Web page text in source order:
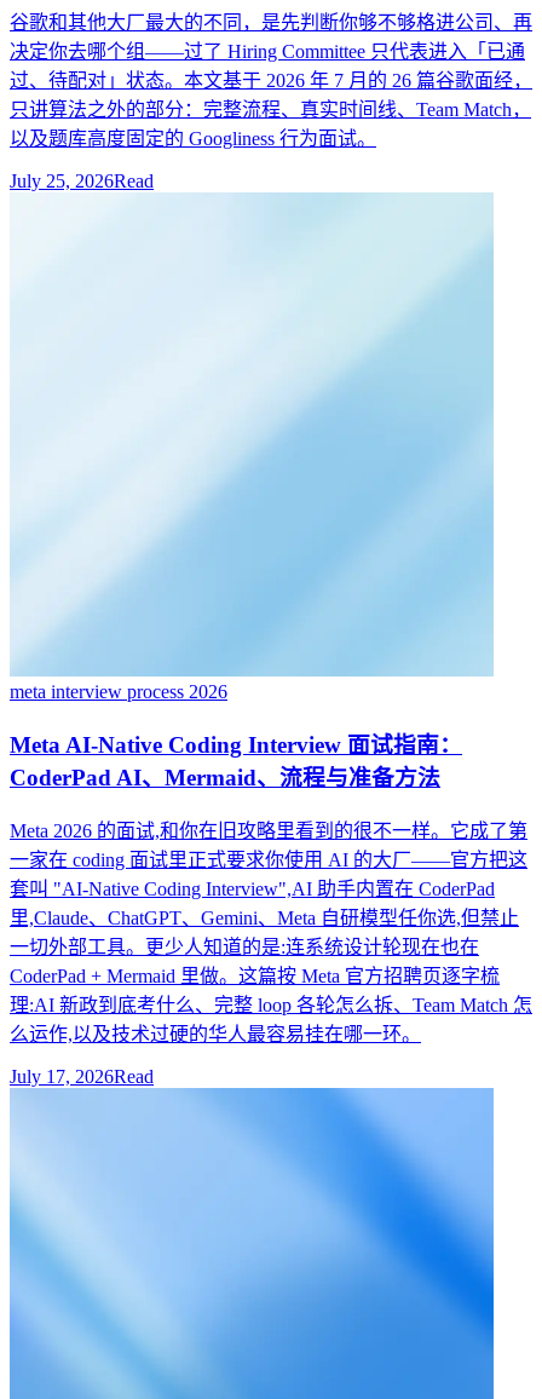
谷歌和其他大厂最大的不同，是先判断你够不够格进公司、再
决定你去哪个组——过了 Hiring Committee 只代表进入「已通
过、待配对」状态。本文基于 2026 年 7 月的 26 篇谷歌面经，
只讲算法之外的部分：完整流程、真实时间线、Team Match，
以及题库高度固定的 Googliness 行为面试。
July 25, 2026Read
meta interview process 2026
Meta AI-Native Coding Interview 面试指南：
CoderPad AI、Mermaid、流程与准备方法
Meta 2026 的面试,和你在旧攻略里看到的很不一样。它成了第
一家在 coding 面试里正式要求你使用 AI 的大厂——官方把这
套叫 "AI-Native Coding Interview",AI 助手内置在 CoderPad
里,Claude、ChatGPT、Gemini、Meta 自研模型任你选,但禁止
一切外部工具。更少人知道的是:连系统设计轮现在也在
CoderPad + Mermaid 里做。这篇按 Meta 官方招聘页逐字梳
理:AI 新政到底考什么、完整 loop 各轮怎么拆、Team Match 怎
么运作,以及技术过硬的华人最容易挂在哪一环。
July 17, 2026Read